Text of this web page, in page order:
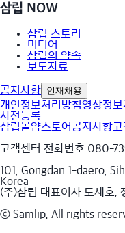
삼립 NOW
삼립 스토리
미디어
삼립의 약속
보도자료
공지사항 인재채용
개인정보처리방침영상정
사전등록
삼립몰얌스토어공지사항
고객센터 전화번호 080-
101, Gongdan 1-daero,
Korea
(주)삼립 대표이사 도세호,
ⓒ Samlip. All rights